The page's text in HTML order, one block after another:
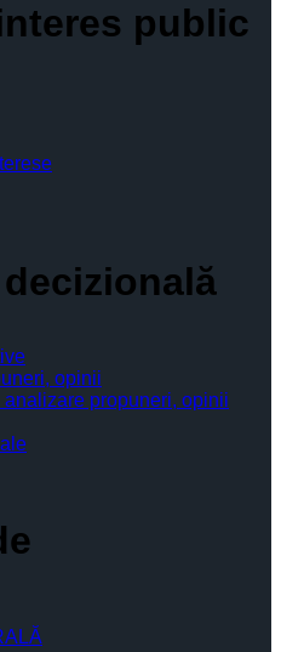
public
opinii
propuneri, opinii